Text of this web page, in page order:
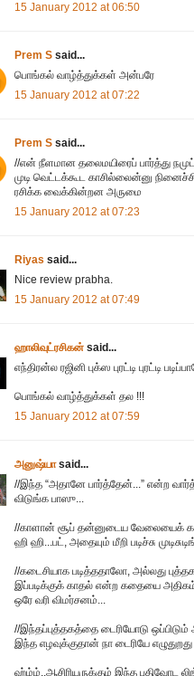
15 January 2012 at 06:50
Prem S said...
பொங்கல் வாழ்த்துக்கள் அன்பரே
15 January 2012 at 07:22
Prem S said...
//என் நீளமான தலைமயிரைப் பார்த்து
முடி வெட்டக்கூட காசில்லைன்னு
ரசிக்க வைக்கின்றன அருமை
15 January 2012 at 07:23
Riyas said...
Nice review prabha.
15 January 2012 at 07:49
ஹாலிவுட்ரசிகன் said...
எந்திரன்ல ரஜினி புக்ஸ புரட்டி புரட்டி
பொங்கல் வாழ்த்துக்கள் தல !!!
15 January 2012 at 07:59
அனுஷ்யாsaid...
//இந்த “அதானே பார்த்தேன்...” என்ற
விடுங்க பாஸு...
//காளான் சூப் தன்னுடைய வேலையைக்
ஹி ஹி...பட், அதையும் மீறி படிச்சு
//கடைசியாக படித்ததாலோ, அல்லது
இப்படிக்குக் காதல் என்ற கதையை அதிகம்
ஒரே வரி விமர்சனம்...
//இந்தப்புத்தகத்தை டைரியோடு
இந்த எழவுக்குதான் நா டைரியே
ஹ்ம்ம்..ஆசிரியருக்கும் இந்த பதிவோட